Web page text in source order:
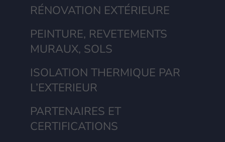
RÉNOVATION EXTÉRIEURE
PEINTURE, REVETEMENTS
MURAUX, SOLS
ISOLATION THERMIQUE PAR
L’EXTERIEUR
PARTENAIRES ET
CERTIFICATIONS